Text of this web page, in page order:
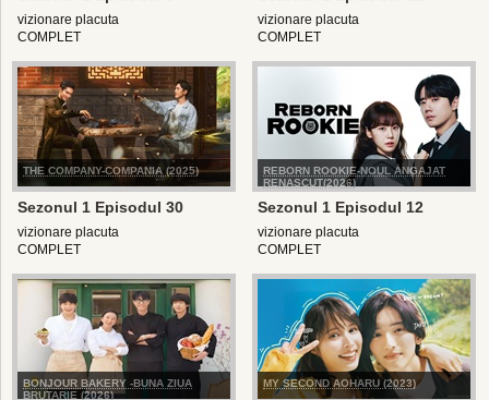
vizionare placuta
COMPLET
vizionare placuta
COMPLET
THE COMPANY-COMPANIA (2025)
Sezonul 1 Episodul 30
vizionare placuta
COMPLET
REBORN ROOKIE-NOUL ANGAJAT
RENASCUT(2026)
Sezonul 1 Episodul 12
vizionare placuta
COMPLET
BONJOUR BAKERY -BUNA ZIUA
BRUTARIE (2026)
MY SECOND AOHARU (2023)